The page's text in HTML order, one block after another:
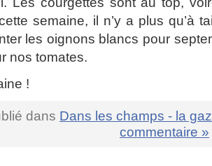
semaine, il n’y a plus qu’à
les oignons blancs pour
nos tomates.
!
dans Dans les champs - la
commentaire »